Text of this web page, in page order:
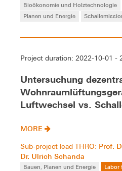
Bioökonomie und Holztechnologie
Planen und Energie
Project duration: 2022-10-01 -
Untersuchung
Luftwechsel vs.
MORE
Sub-project lead THRO: Prof.
Dr. Ulrich Schanda
Bauen, Planen und Energie
Labor